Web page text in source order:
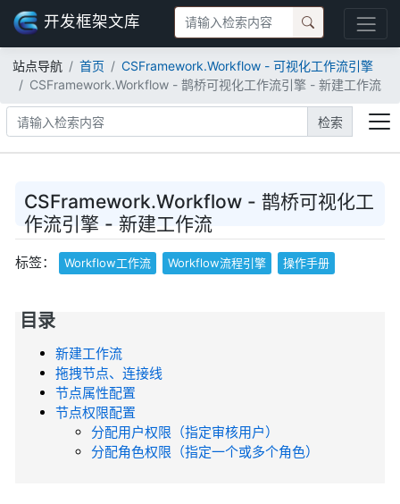
开发框架文库
站点导航 首页
CSFramework.Workflow - 可视化工作流引擎
CSFramework.Workflow - 鹊桥可视化工作流引擎 - 新建工作流
检索
CSFramework.Workflow - 鹊桥可视化工
作流引擎 - 新建工作流
标签： Workflow工作流 Workflow流程引擎 操作手册
目录
新建工作流
拖拽节点、连接线
节点属性配置
节点权限配置
分配用户权限（指定审核用户）
分配角色权限（指定一个或多个角色）